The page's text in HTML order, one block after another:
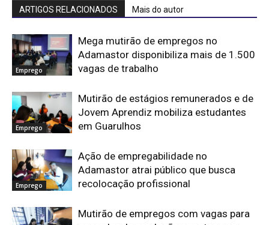
ARTIGOS RELACIONADOS Mais do autor
Emprego
Mega mutirão de empregos no
Adamastor disponibiliza mais de 1.500
vagas de trabalho
Emprego
Mutirão de estágios remunerados e de
Jovem Aprendiz mobiliza estudantes
em Guarulhos
Emprego
Ação de empregabilidade no
Adamastor atrai público que busca
recolocação profissional
Mutirão de empregos com vagas para